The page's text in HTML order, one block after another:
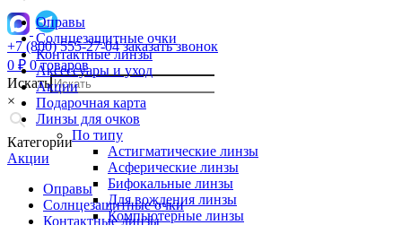
+7 (800) 555-27-04 заказать звонок
0 ₽ 0 товаров
Искать
×
Категории
Акции
Оправы
Солнцезащитные очки
Контактные линзы
Оправы
Солнцезащитные очки
Контактные линзы
Аксессуары и уход
Акции
Подарочная карта
Линзы для очков
По типу
Астигматические линзы
Асферические линзы
Бифокальные линзы
Для вождения линзы
Компьютерные линзы